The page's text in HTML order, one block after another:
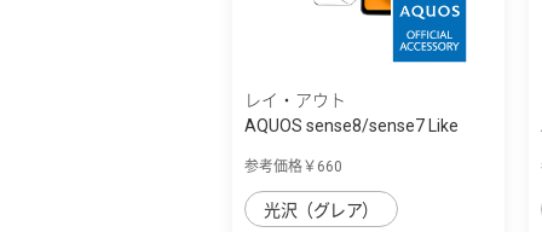
レイ・アウト
AQUOS sense8/sense7 Like
参考価格￥660
光沢（グレア）